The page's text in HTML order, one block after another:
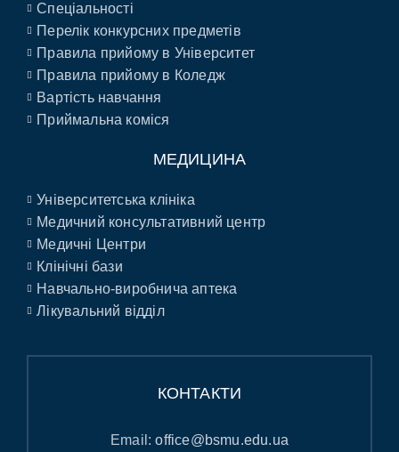
Спеціальності
Перелік конкурсних предметів
Правила прийому в Університет
Правила прийому в Коледж
Вартість навчання
Приймальна коміся
МЕДИЦИНА
Університетська клініка
Медичний консультативний центр
Медичні Центри
Клінічні бази
Навчально-виробнича аптека
Лікувальний відділ
КОНТАКТИ
Email:office@bsmu.edu.ua